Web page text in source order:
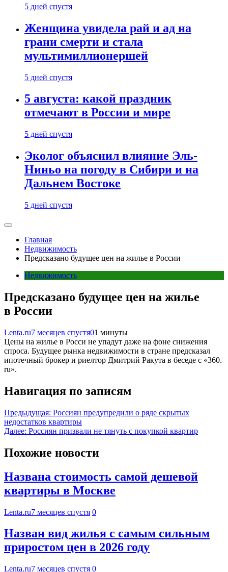
5 дней спустя
Женщина увидела рай и ад на
грани смерти и стала
мультимиллионершей
5 дней спустя
5 августа: какой праздник
отмечают в России и мире
5 дней спустя
Эколог объяснил влияние Эль-
Ниньо на погоду в Сибири и на
Дальнем Востоке
5 дней спустя
Главная
Недвижимость
Предсказано будущее цен на жилье в России
Недвижимость
Предсказано будущее цен на жилье
в России
Lenta.ru7 месяцев спустя01 минуты
Цены на жилье в Росси не упадут даже на фоне снижения
спроса. Будущее рынка недвижимости в стране предсказал
ипотечный брокер и риелтор Дмитрий Ракута в беседе с «360.
ru».
Навигация по записям
Предыдущая: Россиян предупредили о ряде скрытых
недостатков квартиры
Далее: Россиян призвали не тянуть с покупкой квартир
Похожие новости
Названа стоимость самой дешевой
квартиры в Москве
Lenta.ru7 месяцев спустя 0
Назван вид жилья с самым сильным
приростом цен в 2026 году
Lenta.ru7 месяцев спустя 0